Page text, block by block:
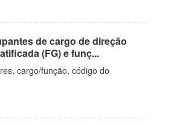
de cargo de direção
(FG) e funç...
cargo/função, código do